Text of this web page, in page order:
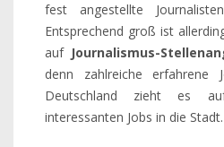
fest angestellte
Entsprechend groß ist
auf Journalismus-
denn zahlreiche erfahrene
Deutschland zieht es
interessanten Jobs in die Stadt.